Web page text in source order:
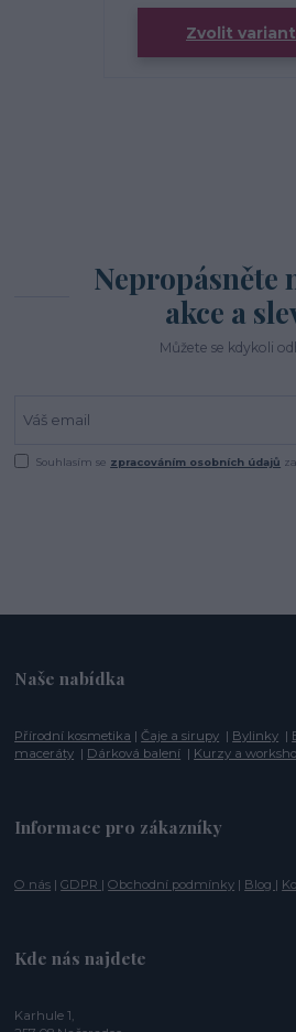
Zvolit
Nepropásněte
akce a
Můžete se kdykoli
Souhlasím se zpracováním osobních údajů
Naše nabídka
Přírodní kosmetika |Čaje a sirupy | Bylinky |
maceráty | Dárková balení | Kurzy a
Informace pro zákazníky
O nás |GDPR |Obchodní podmínky | Blog |
Kde nás najdete
Karhule 1,